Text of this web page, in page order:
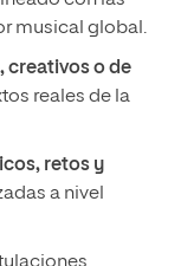
musical global.
creativos o de
reales de la
retos y
a nivel